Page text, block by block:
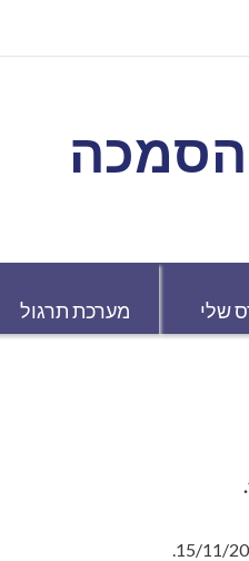
שלי מערכת תרגול